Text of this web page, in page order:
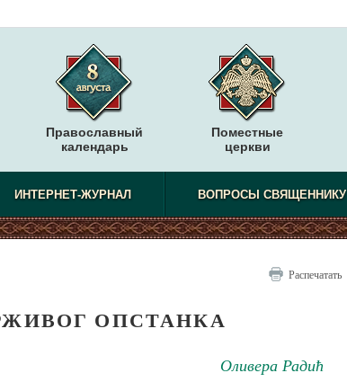
Поместные
церкви
Православный
календарь
ИНТЕРНЕТ-ЖУРНАЛ ВОПРОСЫ СВЯЩЕННИКУ
Распечатать
ОПСТАНКА
Оливера Радић